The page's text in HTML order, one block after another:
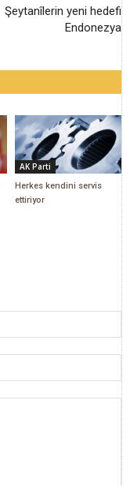
Şeytanîlerin yeni hedefi
Endonezya
AK Parti
Herkes kendini servis
ettiriyor